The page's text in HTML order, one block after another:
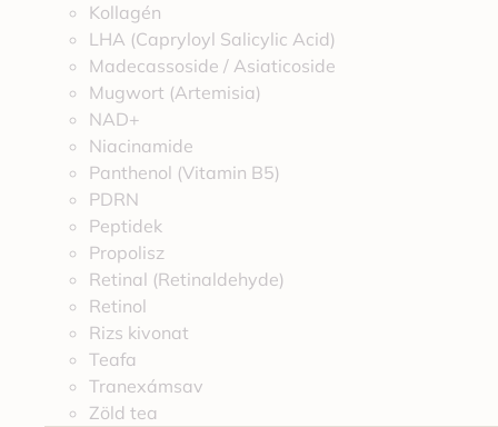
Kollagén
LHA (Capryloyl Salicylic Acid)
Madecassoside / Asiaticoside
Mugwort (Artemisia)
NAD+
Niacinamide
Panthenol (Vitamin B5)
PDRN
Peptidek
Propolisz
Retinal (Retinaldehyde)
Retinol
Rizs kivonat
Teafa
Tranexámsav
Zöld tea